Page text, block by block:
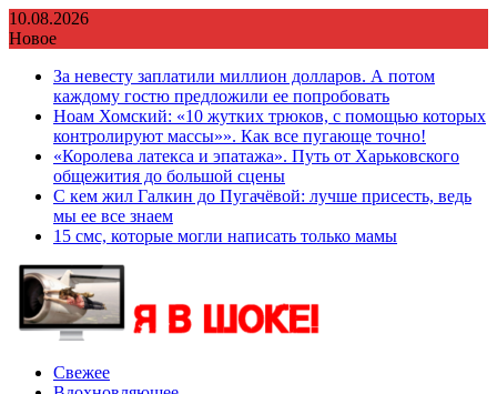
Перейти
к
10.08.2026
Новое
За невесту заплатили миллион долларов. А потом
каждому гостю предложили ее попробовать
Ноам Хомский: «10 жутких трюков, с помощью которых
контролируют массы»». Как все пугающе точно!
«Королева латекса и эпатажа». Путь от Харьковского
общежития до большой сцены
С кем жил Галкин до Пугачёвой: лучше присесть, ведь
мы ее все знаем
15 смс, которые могли написать только мамы
Свежее